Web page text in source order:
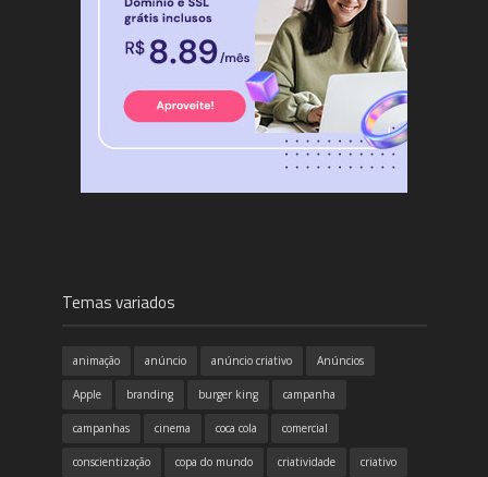
Temas variados
animação anúncio anúncio criativo Anúncios
Apple branding burger king campanha
campanhas cinema coca cola comercial
conscientização copa do mundo criatividade criativo